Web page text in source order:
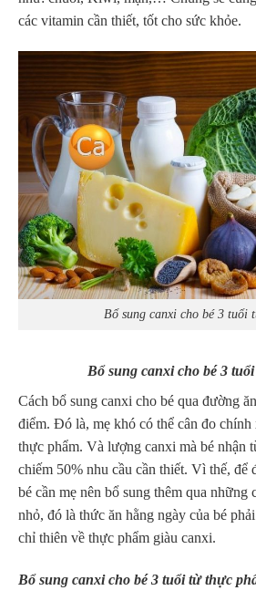
các vitamin cần thiết, tốt cho sức khỏe.
Bổ sung canxi cho bé 3 tuổi
Bổ sung canxi cho bé 3
Cách bổ sung canxi cho bé qua đường
điểm. Đó là, mẹ khó có thể cân đo
thực phẩm. Và lượng canxi mà bé nhận
chiếm 50% nhu cầu cần thiết. Vì thế, để
bé cần mẹ nên bổ sung thêm qua
nhỏ, đó là thức ăn hằng ngày của bé
chỉ thiên về thực phẩm giàu canxi.
Bổ sung canxi cho bé 3 tuổi từ thực